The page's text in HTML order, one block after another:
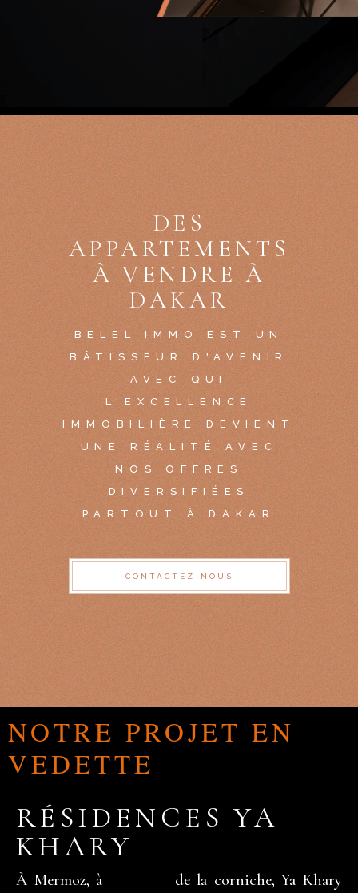
DES
APPARTEMENTS
À VENDRE À
DAKAR
BELEL IMMO EST UN
BÂTISSEUR D'AVENIR
AVEC QUI
L'EXCELLENCE
IMMOBILIÈRE DEVIENT
UNE RÉALITÉ AVEC
NOS OFFRES
DIVERSIFIÉES
PARTOUT À DAKAR
CONTACTEZ-NOUS
NOTRE PROJET EN
VEDETTE
RÉSIDENCES YA
KHARY
À Mermoz, à
de la corniche, Ya Khary